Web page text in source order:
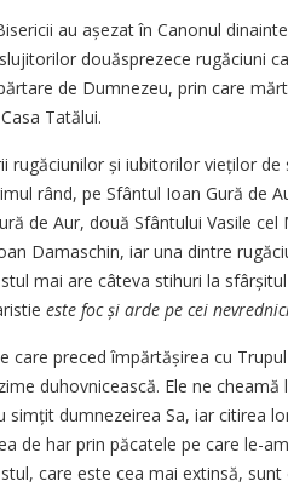
au așezat în Canonul
douăsprezece rugăciuni
de Dumnezeu, prin care
Tatălui.
rugăciunilor și iubitorilor vieților
rând, pe Sfântul Ioan Gură de
de Aur, două Sfântului Vasile
Damaschin, iar una dintre
mai are câteva stihuri la
este foc și arde pe cei
care preced împărtășirea cu
duhovnicească. Ele ne
simțit dumnezeirea Sa, iar citirea
de har prin păcatele pe care le-
care este cea mai extinsă,